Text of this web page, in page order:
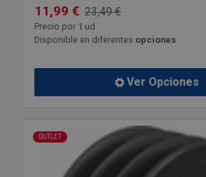
11,99 € 23,49 €
Precio por 1 ud
Disponible en diferentes opciones
Ver Opciones
OUTLET